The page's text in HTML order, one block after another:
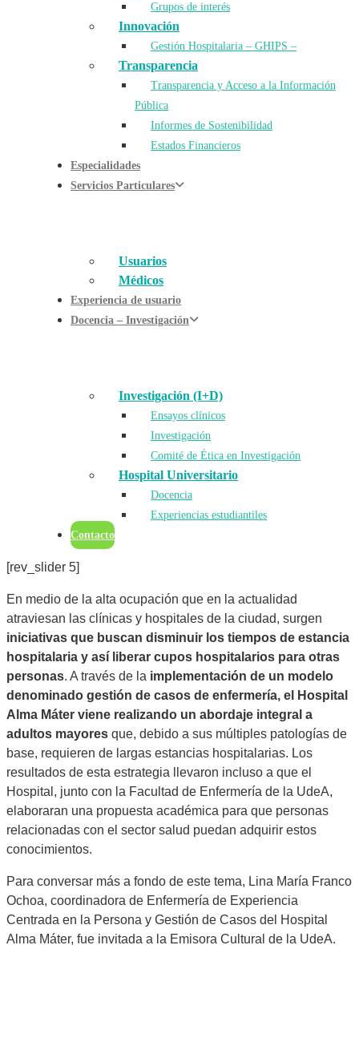
Grupos de interés
Innovación
Gestión Hospitalaria – GHIPS –
Transparencia
Transparencia y Acceso a la Información
Pública
Informes de Sostenibilidad
Estados Financieros
Especialidades
Servicios Particulares
Usuarios
Médicos
Experiencia de usuario
Docencia – Investigación
Investigación (I+D)
Ensayos clínicos
Investigación
Comité de Ética en Investigación
Hospital Universitario
Docencia
Experiencias estudiantiles
Contacto
[rev_slider 5]
En medio de la alta ocupación que en la actualidad
atraviesan las clínicas y hospitales de la ciudad, surgen
iniciativas que buscan disminuir los tiempos de estancia
hospitalaria y así liberar cupos hospitalarios para otras
personas. A través de la implementación de un modelo
denominado gestión de casos de enfermería, el Hospital
Alma Máter viene realizando un abordaje integral a
adultos mayores que, debido a sus múltiples patologías de
base, requieren de largas estancias hospitalarias. Los
resultados de esta estrategia llevaron incluso a que el
Hospital, junto con la Facultad de Enfermería de la UdeA,
elaboraran una propuesta académica para que personas
relacionadas con el sector salud puedan adquirir estos
conocimientos.
Para conversar más a fondo de este tema, Lina María Franco
Ochoa, coordinadora de Enfermería de Experiencia
Centrada en la Persona y Gestión de Casos del Hospital
Alma Máter, fue invitada a la Emisora Cultural de la UdeA.